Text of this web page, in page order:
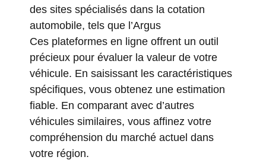
des sites spécialisés dans la cotation
automobile, tels que l’Argus
Ces plateformes en ligne offrent un outil
précieux pour évaluer la valeur de votre
véhicule. En saisissant les caractéristiques
spécifiques, vous obtenez une estimation
fiable. En comparant avec d’autres
véhicules similaires, vous affinez votre
compréhension du marché actuel dans
votre région.